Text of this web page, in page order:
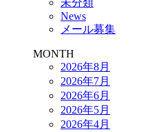
未分類
News
メール募集
MONTH
2026年8月
2026年7月
2026年6月
2026年5月
2026年4月